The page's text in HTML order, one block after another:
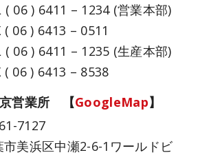
( 06 ) 6411 – 1234 (営業本部)
( 06 ) 6413 – 0511
( 06 ) 6411 – 1235 (生産本部)
( 06 ) 6413 – 8538
営業所 【GoogleMap】
7127
市美浜区中瀬2-6-1ワールドビ